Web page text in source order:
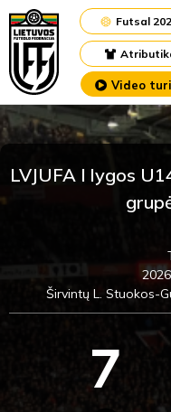
Futsal
Video
LVJUFA I lygos
Širvintų L. Stuokos-
7